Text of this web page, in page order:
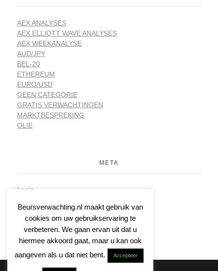
AEX ANALYSES
AEX ELLIOTT WAVE ANALYSES
AEX WEEKANALYSE
AUD/JPY
BEL-20
ETHEREUM
EURO/USD
GEEN CATEGORIE
GRATIS VERWACHTINGEN
MARKTBESPREKING
OLIE
META
Login
Reacties feed
WordPress.org
Beursverwachting.nl maakt gebruik van
cookies om uw gebruikservaring te
verbeteren. We gaan ervan uit dat u
hiermee akkoord gaat, maar u kan ook
aangeven als u dat niet bent.
Accepteer